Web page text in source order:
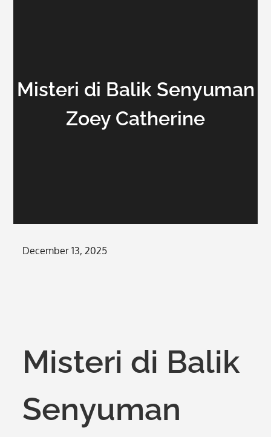
Misteri di Balik Senyuman
Zoey Catherine
Posted
December 13, 2025
Misteri di Balik
Senyuman